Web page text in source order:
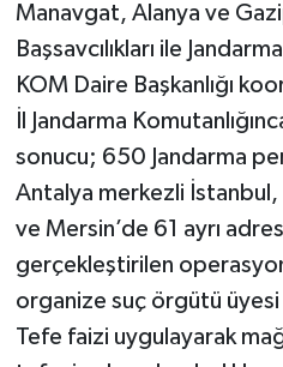
Manavgat, Alanya ve
Başsavcılıkları ile
KOM Daire Başkanlığı
İl Jandarma
sonucu; 650 Jandarma
Antalya merkezli
ve Mersin’de 61 ayrı
gerçekleştirilen
organize suç örgütü
Tefe faizi uygulayarak